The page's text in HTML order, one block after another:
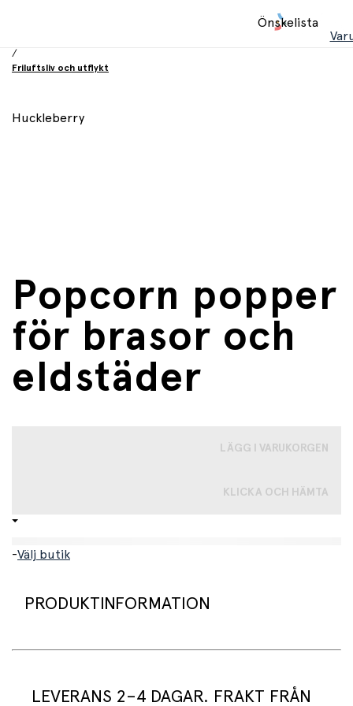
Önskelista
/
Friluftsliv och utflykt
Huckleberry
Popcorn popper
för brasor och
eldstäder
LÄGG I VARUKORGEN
KLICKA OCH HÄMTA
-Välj butik
PRODUKTINFORMATION
eldsäder, och passar bra till utflykten. Innan du använder
LEVERANS 2–4 DAGAR. FRAKT FRÅN